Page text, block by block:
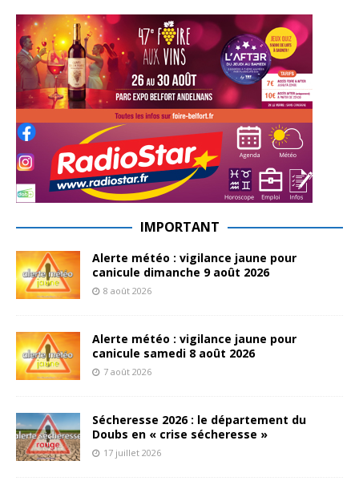
IMPORTANT
Alerte météo : vigilance jaune pour
canicule dimanche 9 août 2026
8 août 2026
Alerte météo : vigilance jaune pour
canicule samedi 8 août 2026
7 août 2026
Sécheresse 2026 : le département du
Doubs en « crise sécheresse »
17 juillet 2026